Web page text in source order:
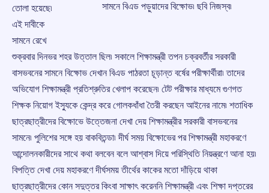
সামনে বিএড পড়ুয়াদের বিক্ষোভ৷ ছবি নিজস্ব৷
তোলা হয়েছে৷
এই দাবীকে
সামনে রেখে
শুক্রবার দিনভর শহর উত্তাল ছিল৷ সকালে শিক্ষামন্ত্রী তপন চক্রবর্তীর সরকারী
বাসভবনের সামনে বিক্ষোভ দেখান বিএড পাঠরতা চূড়ান্ত বর্ষের পরীক্ষার্থীরা৷ তাদের
অভিযোগ শিক্ষামন্ত্রী প্রতিশ্রুতির খেলাপ করেছেন৷ টেট পরীক্ষার মাধ্যমে গুণগত
শিক্ষক নিয়োগ ইস্যুকে কেন্দ্র করে গোলকধাঁধা তৈরী করছেন আইনের নামে৷ শতাধিক
ছাত্রছাত্রীদের বিক্ষোভে উত্তেজনা দেখা দেয় শিক্ষামন্ত্রীর সরকারী বাসভবনের
সামনে৷ পুলিশের সঙ্গে হয় বাকবিতন্ডা৷ দীর্ঘ সময় বিক্ষোভের পর শিক্ষামন্ত্রী মহাকরণে
আন্দোলনকারীদের সাথে কথা বলবেন বলে আশ্বাস দিয়ে পরিস্থিতি নিয়ন্ত্রণে আনা হয়৷
বিপত্তি দেখা দেয় মহাকরণে দীর্ঘসময় তীর্থের কাকের মতো দাঁড়িয়ে থাকা
ছাত্রছাত্রীদের কোন সদুত্তর কিংবা সাক্ষাৎ করেননি শিক্ষামন্ত্রী এবং শিক্ষা দপ্তরের